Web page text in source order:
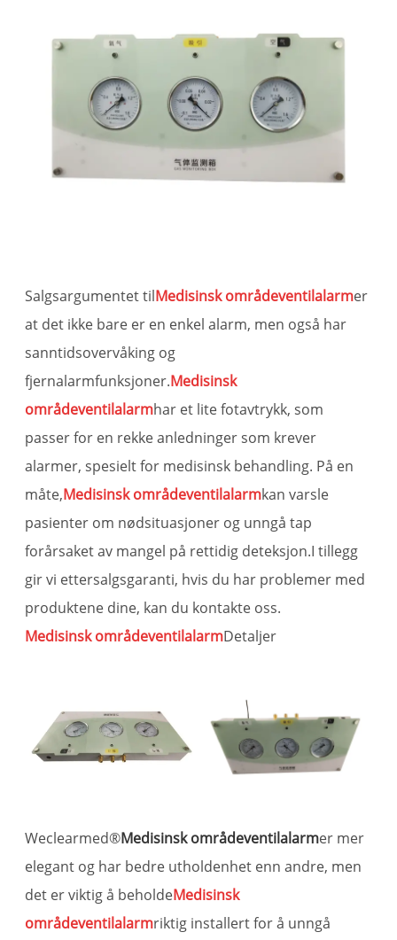
Salgsargumentet tilMedisinsk områdeventilalarmer
at det ikke bare er en enkel alarm, men også har
sanntidsovervåking og
fjernalarmfunksjoner.Medisinsk
områdeventilalarmhar et lite fotavtrykk, som
passer for en rekke anledninger som krever
alarmer, spesielt for medisinsk behandling. På en
måte,Medisinsk områdeventilalarmkan varsle
pasienter om nødsituasjoner og unngå tap
forårsaket av mangel på rettidig deteksjon.I tillegg
gir vi ettersalgsgaranti, hvis du har problemer med
produktene dine, kan du kontakte oss.
Medisinsk områdeventilalarmDetaljer
Weclearmed®Medisinsk områdeventilalarmer mer
elegant og har bedre utholdenhet enn andre, men
det er viktig å beholdeMedisinsk
områdeventilalarmriktig installert for å unngå